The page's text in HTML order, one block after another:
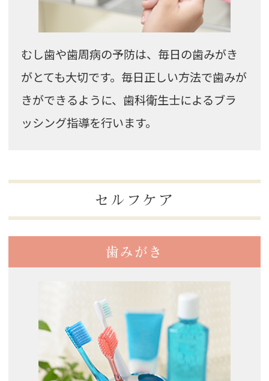
むし歯や歯周病の予防は、毎日の歯みがき
がとても大切です。毎日正しい方法で歯みが
きができるように、歯科衛生士によるブラ
ッシング指導を行います。
セルフケア
歯みがき